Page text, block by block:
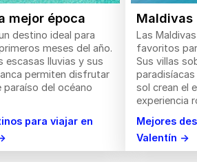
mejor época
destino ideal para
meses del año.
escasas lluvias y sus
permiten disfrutar
del océano
para viajar en
Maldivas
Las
favoritos
Sus villas
sol crean el
experiencia
Mejores
Valentín →